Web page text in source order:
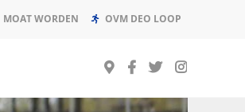
MOAT WORDEN OVM DEO LOOP